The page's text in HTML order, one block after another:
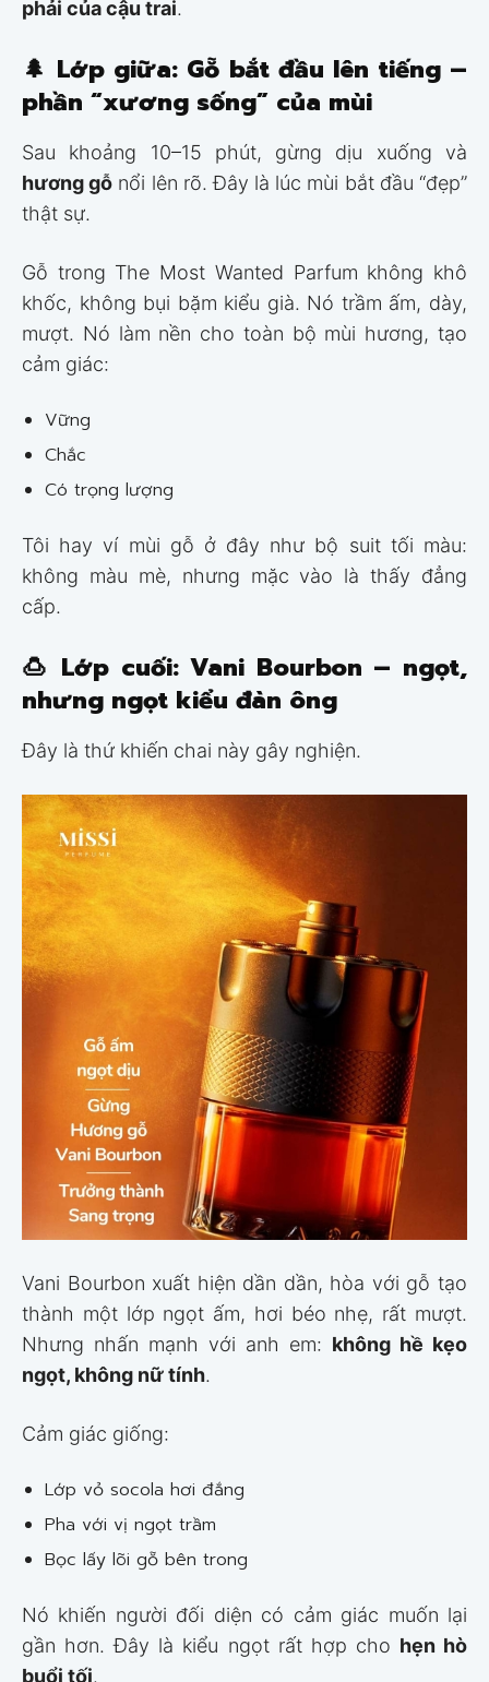
phải của cậu trai.
🌲 Lớp giữa: Gỗ bắt đầu lên tiếng –
phần “xương sống” của mùi
Sau khoảng 10–15 phút, gừng dịu xuống và
hương gỗ nổi lên rõ. Đây là lúc mùi bắt đầu “đẹp”
thật sự.
Gỗ trong The Most Wanted Parfum không khô
khốc, không bụi bặm kiểu già. Nó trầm ấm, dày,
mượt. Nó làm nền cho toàn bộ mùi hương, tạo
cảm giác:
Vững
Chắc
Có trọng lượng
Tôi hay ví mùi gỗ ở đây như bộ suit tối màu:
không màu mè, nhưng mặc vào là thấy đẳng
cấp.
🍮 Lớp cuối: Vani Bourbon – ngọt,
nhưng ngọt kiểu đàn ông
Đây là thứ khiến chai này gây nghiện.
Vani Bourbon xuất hiện dần dần, hòa với gỗ tạo
thành một lớp ngọt ấm, hơi béo nhẹ, rất mượt.
Nhưng nhấn mạnh với anh em: không hề kẹo
ngọt, không nữ tính.
Cảm giác giống:
Lớp vỏ socola hơi đắng
Pha với vị ngọt trầm
Bọc lấy lõi gỗ bên trong
Nó khiến người đối diện có cảm giác muốn lại
gần hơn. Đây là kiểu ngọt rất hợp cho hẹn hò
buổi tối.